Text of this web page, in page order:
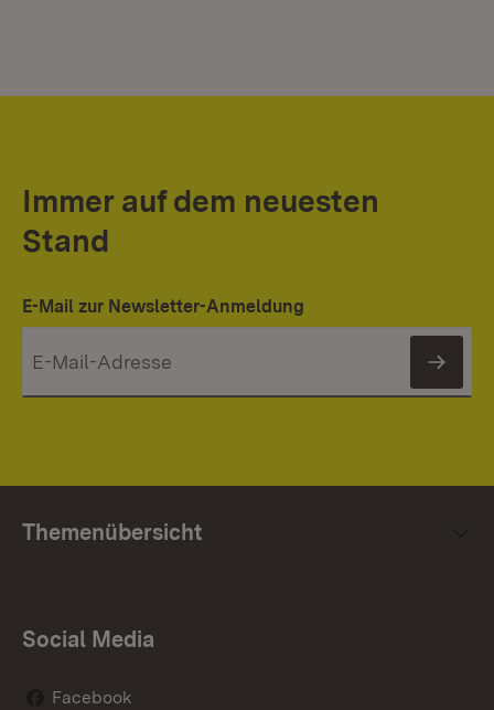
Immer auf dem neuesten
Stand
E-Mail zur Newsletter-Anmeldung
Themenübersicht
Social Media
Facebook